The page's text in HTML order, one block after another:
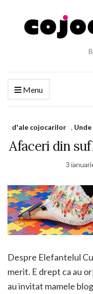
Menu
d'ale cojocarilor ,
Afaceri din
3
Despre Elefantelul
merit. E drept ca au
au invitat mamele